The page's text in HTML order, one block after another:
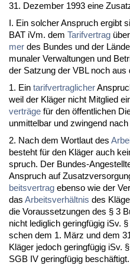
31. De­zem­ber 1993 ei­ne
I. Ein sol­cher An­spruch er­gibt
BAT iVm. dem Ta­rif­ver­trag
mer des Bun­des und der
mu­na­ler Ver­wal­tun­gen und
der Sat­zung der VBL noch aus
1. Ein ta­rif­ver­trag­li­cher
weil der Kläger nicht Mit­glied
verträge für den öffent­li­chen
un­mit­tel­bar und zwin­gend
2. Nach dem Wort­laut des
be­steht für den Kläger auch
spruch. Der Bun­des-
An­spruch auf
beits­ver­trag eben­so wie der
das Ar­beits­verhält­nis des
die Vor­aus­set­zun­gen des § 3
nicht le­dig­lich ge­ringfügig iSv.
schen dem 1. März und dem
Kläger je­doch ge­ringfügig iSv.
SGB IV ge­ringfügig